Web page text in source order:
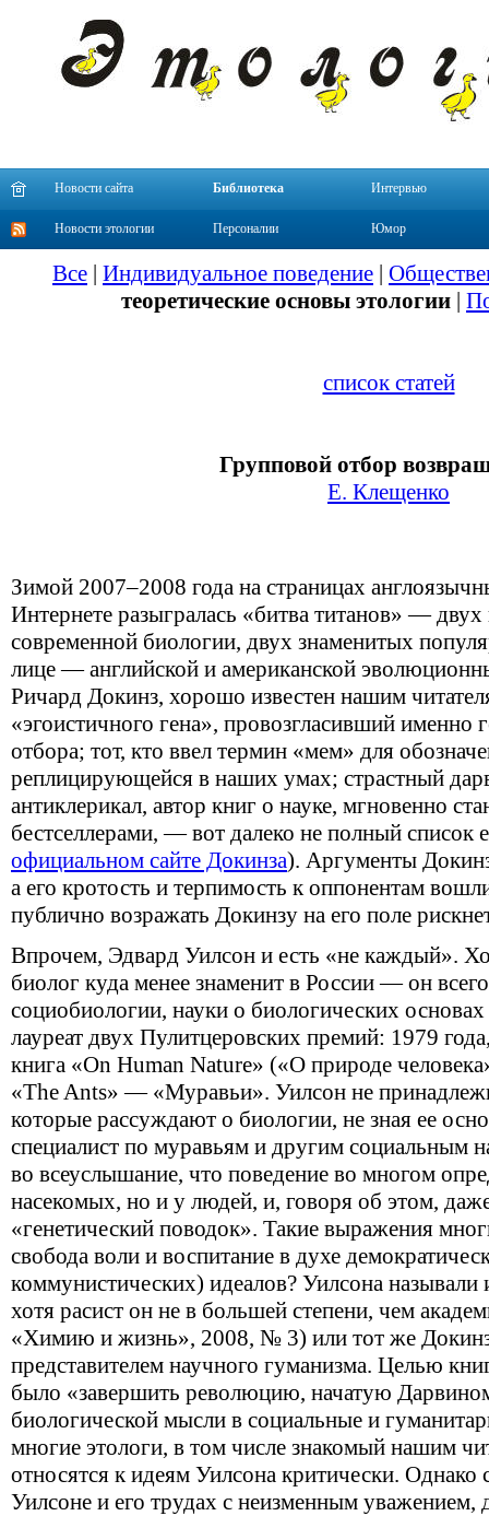
Новости сайта Библиотека Интервью
Новости этологии Персоналии Юмор
Все | Индивидуальное поведение |
теоретические основы этологии |
список статей
Групповой отбор
Е. Клещенко
Зимой 2007–2008 года на страницах
Интернете разыгралась «битва титанов» —
современной биологии, двух знаменитых
лице — английской и американской
Ричард Докинз, хорошо известен нашим
«эгоистичного гена», провозгласивший именно
отбора; тот, кто ввел термин «мем» для
реплицирующейся в наших умах; страстный
антиклерикал, автор книг о науке, мгновенно
бестселлерами, — вот далеко не полный список
официальном сайте Докинза). Аргументы
а его кротость и терпимость к оппонентам
публично возражать Докинзу на его поле
Впрочем, Эдвард Уилсон и есть «не каждый».
биолог куда менее знаменит в России — он
социобиологии, науки о биологических
лауреат двух Пулитцеровских премий: 1979
книга «On Human Nature» («О природе
«The Ants» — «Муравьи». Уилсон не
которые рассуждают о биологии, не зная ее
специалист по муравьям и другим социальным
во всеуслышание, что поведение во многом
насекомых, но и у людей, и, говоря об этом,
«генетический поводок». Такие выражения
свобода воли и воспитание в духе
коммунистических) идеалов? Уилсона называли
хотя расист он не в большей степени, чем
«Химию и жизнь», 2008, № 3) или тот же
представителем научного гуманизма. Целью
было «завершить революцию, начатую
биологической мысли в социальные и
многие этологи, в том числе знакомый нашим
относятся к идеям Уилсона критически. Однако
Уилсоне и его трудах с неизменным уважением,